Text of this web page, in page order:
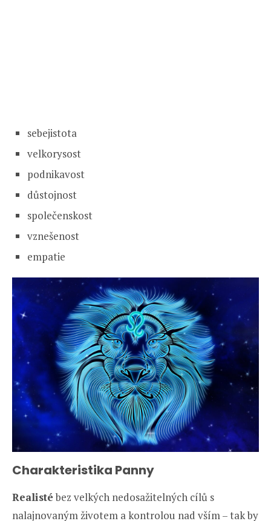
sebejistota
velkorysost
podnikavost
důstojnost
společenskost
vznešenost
empatie
Charakteristika Panny
Realisté bez velkých nedosažitelných cílů s
nalajnovaným životem a kontrolou nad vším – tak by